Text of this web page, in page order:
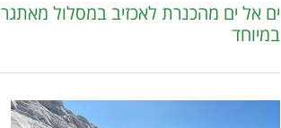
ים אל ים מהכנרת לאכזיב במסלול מאתגר
במיוחד